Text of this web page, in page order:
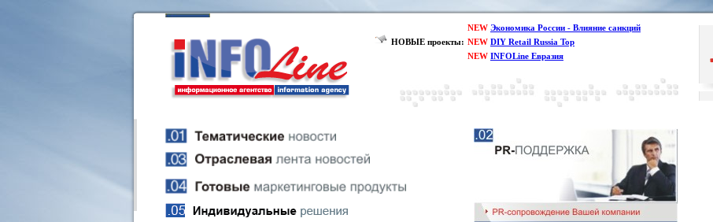
НОВЫЕ проекты:
NEW Экономика России - Влияние санкций
NEW DIY Retail Russia Top
NEW INFOLine Евразия